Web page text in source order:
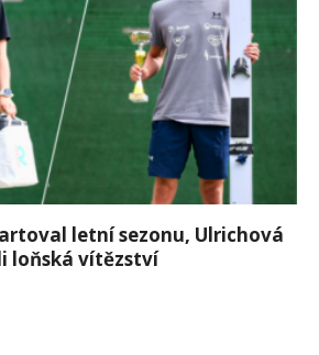
letní sezonu, Ulrichová
loňská vítězství